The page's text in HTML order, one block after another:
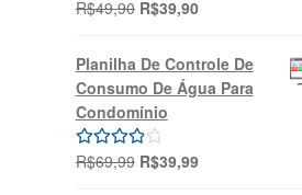
Avaliação
R$49,90 O
original
era:
R$49,90.
R$39,90O
atual
é:
R$39,90.
Planilha De Controle De
Consumo De Água Para
Condomínio
Avaliação
R$69,99 O
R$39,99O